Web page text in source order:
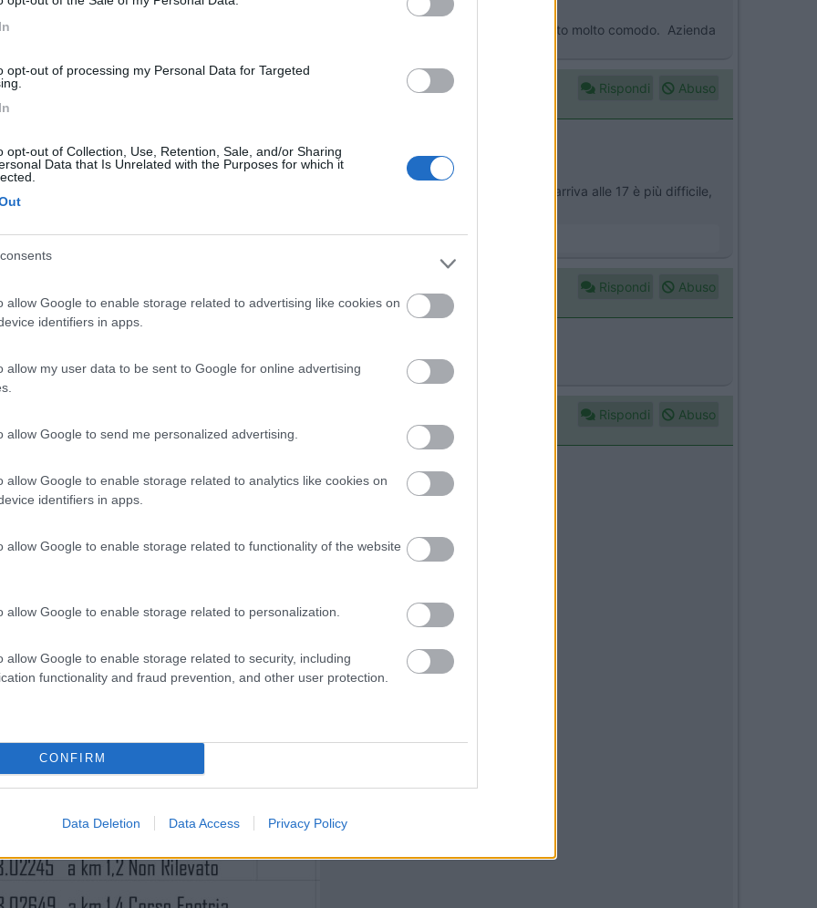
opt-out of processing my Personal Data for Targeted
opt-out of Collection, Use, Retention, Sale, and/or Sharing
Data that Is Unrelated with the Purposes for which it
allow Google to enable storage related to advertising like cookies on
identifiers in apps.
allow my user data to be sent to Google for online advertising
allow Google to send me personalized advertising.
allow Google to enable storage related to analytics like cookies on
identifiers in apps.
allow Google to enable storage related to functionality of the website
allow Google to enable storage related to personalization.
allow Google to enable storage related to security, including
functionality and fraud prevention, and other user protection.
CONFIRM
Data Deletion Data Access Privacy Policy
Alba , che visitammo per la fiera del tartufo ,utilizzando il parcheggio Ferrero come gia' detto molto comodo. Azienda
.
Rispondi Abuso
del Tartufo. Anche in gruppo con diversi camper ho sempre trovato posto. Forse se si arriva alle 17 è più difficile,
per contestare l'opinione degli altri.
Rispondi Abuso
Rispondi Abuso
i punti in cui sarebbe possibile sostare ad Alba: